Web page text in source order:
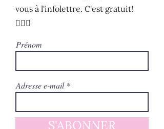
vous à l'infolettre. C'est gratuit!
🧚🏻‍♀️
Prénom
Adresse e-mail
S'ABONNER